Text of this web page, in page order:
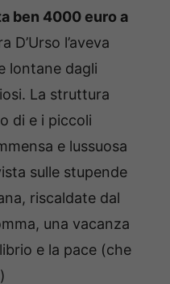
ben 4000 euro a
D’Urso l’aveva
lontane dagli
La struttura
di e i piccoli
e lussuosa
sulle stupende
riscaldate dal
una vacanza
e la pace (che